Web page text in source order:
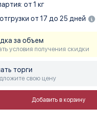
от 1 кг
от 17 до 25 дней
за объем
условия получения скидки
торги
свою цену
Добавить в корзину